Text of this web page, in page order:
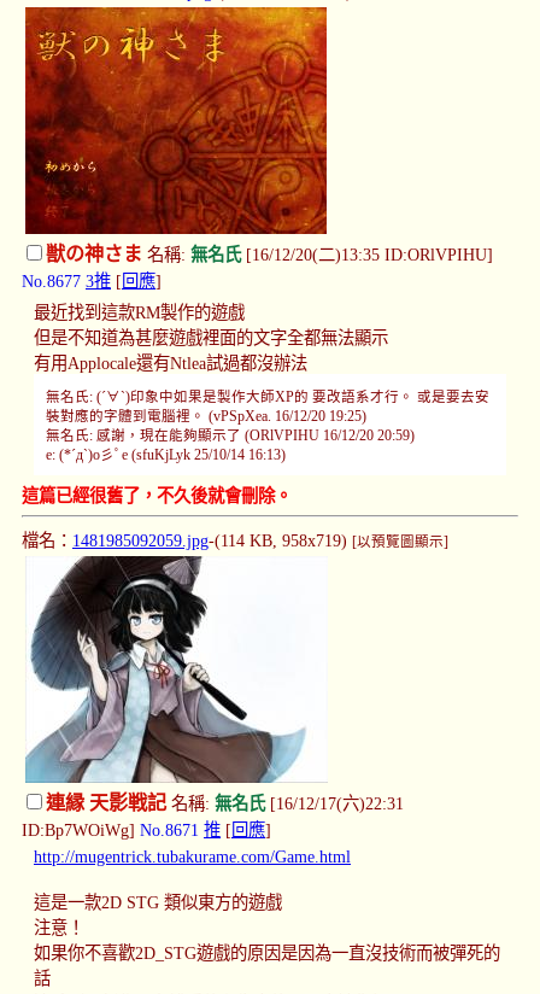
獣の神さま 名稱: 無名氏[16/12/20(二)13:35 ID:ORlVPIHU]
No.8677 3推 [ 回應]
最近找到這款RM製作的遊戲
但是不知道為甚麼遊戲裡面的文字全都無法顯示
有用Applocale還有Ntlea試過都沒辦法
無名氏: (´∀`)印象中如果是製作大師XP的 要改語系才行。 或是要去安
裝對應的字體到電腦裡。 (vPSpXea. 16/12/20 19:25)
無名氏: 感謝，現在能夠顯示了 (ORlVPIHU 16/12/20 20:59)
e: (*´д`)o彡ﾟe (sfuKjLyk 25/10/14 16:13)
這篇已經很舊了，不久後就會刪除。
檔名： 1481985092059.jpg-(114 KB, 958x719) [以預覽圖顯示]
連縁 天影戦記名稱: 無名氏[16/12/17(六)22:31
ID:Bp7WOiWg] No.8671 推 [ 回應]
http://mugentrick.tubakurame.com/Game.html
這是一款2D STG 類似東方的遊戲
注意！
如果你不喜歡2D_STG遊戲的原因是因為一直沒技術而被彈死的
話